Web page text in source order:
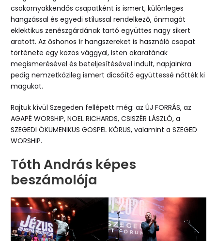
csokornyakkendős csapatként is ismert, különleges
hangzással és egyedi stílussal rendelkező, önmagát
eklektikus zenészgárdának tartó együttes nagy sikert
aratott. Az őshonos ír hangszereket is használó csapat
története egy közös vággyal, Isten akaratának
megismerésével és beteljesítésével indult, napjainkra
pedig nemzetközileg ismert dicsőítő együttessé nőtték ki
magukat.
Rajtuk kívül Szegeden fellépett még: az ÚJ FORRÁS, az
AGAPÉ WORSHIP, NOEL RICHARDS, CSISZÉR LÁSZLÓ, a
SZEGEDI ÖKUMENIKUS GOSPEL KÓRUS, valamint a SZEGED
WORSHIP.
Tóth András képes
beszámolója